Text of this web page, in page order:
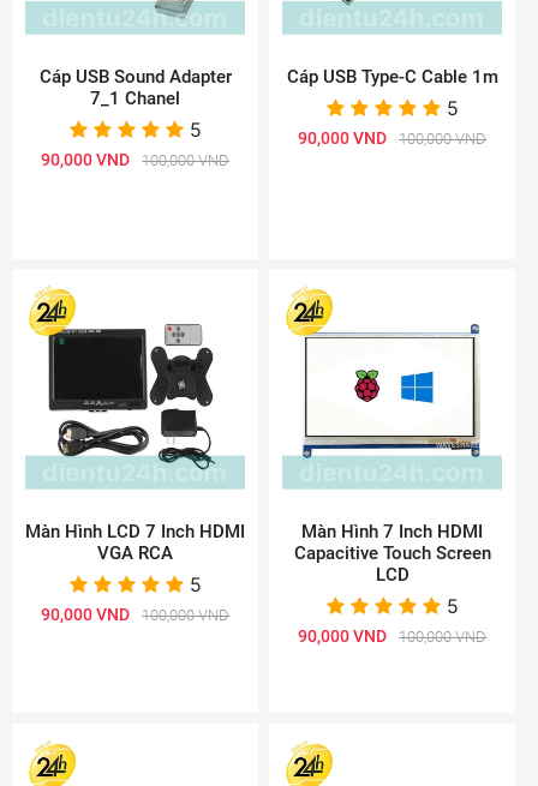
Cáp USB Sound Adapter
7_1 Chanel
5
90,000 VND 100,000 VND
Cáp USB Type-C Cable 1m
5
90,000 VND 100,000 VND
Màn Hình LCD 7 Inch HDMI
VGA RCA
5
90,000 VND 100,000 VND
Màn Hình 7 Inch HDMI
Capacitive Touch Screen
LCD
5
90,000 VND 100,000 VND